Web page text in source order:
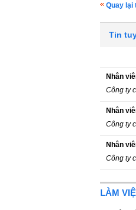
Quay lại
Tin
Nhân
Công ty
Nhân
Công ty
Nhân
Công ty
LÀM